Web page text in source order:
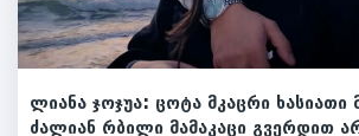
ლიანა ჯოჯუა: ცოტა მკაცრი ხასიათი
ძალიან რბილი მამაკაცი გვერდით